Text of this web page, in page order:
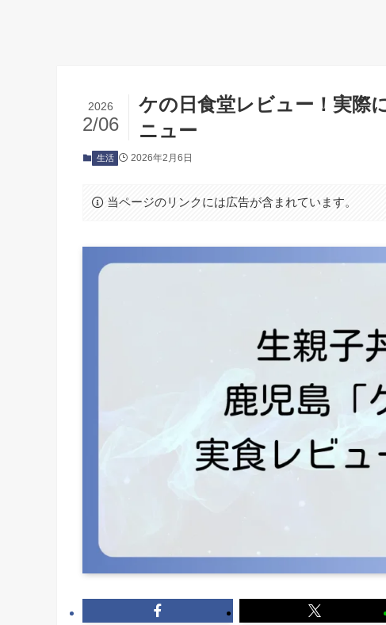
ケの日食堂レビュー！実際
ニュー
2026
2/06
生活 2026年2月6日
当ページのリンクには広告が含まれています。